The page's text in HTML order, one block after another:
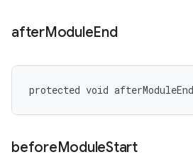
afterModuleEnd
protected void
beforeModuleStart